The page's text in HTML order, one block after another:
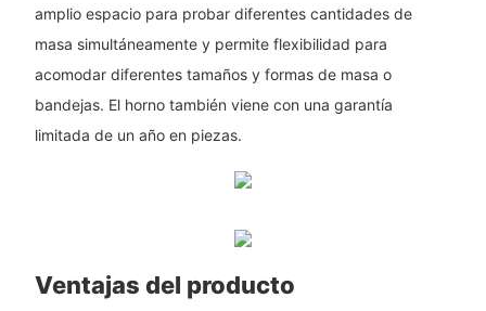
amplio espacio para probar diferentes cantidades de
masa simultáneamente y permite flexibilidad para
acomodar diferentes tamaños y formas de masa o
bandejas. El horno también viene con una garantía
limitada de un año en piezas.
Ventajas del producto